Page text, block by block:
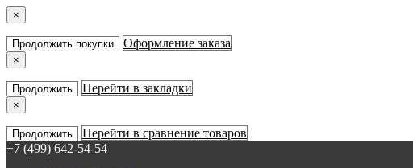
×
Продолжить покупки Оформление заказа
×
Продолжить Перейти в закладки
×
Продолжить
Перейти в сравнение товаров
+7 (499) 642-54-54